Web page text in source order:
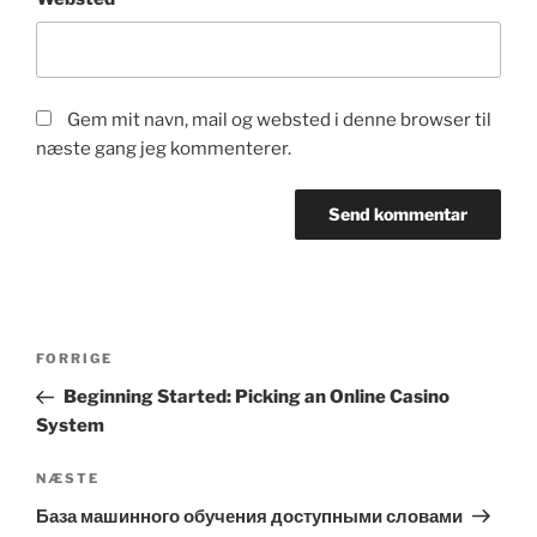
Gem mit navn, mail og websted i denne browser til
næste gang jeg kommenterer.
Indlægsnavigation
Forrige
indlæg
FORRIGE
Beginning Started: Picking an Online Casino
System
Næste
indlæg
NÆSTE
База машинного обучения доступными словами